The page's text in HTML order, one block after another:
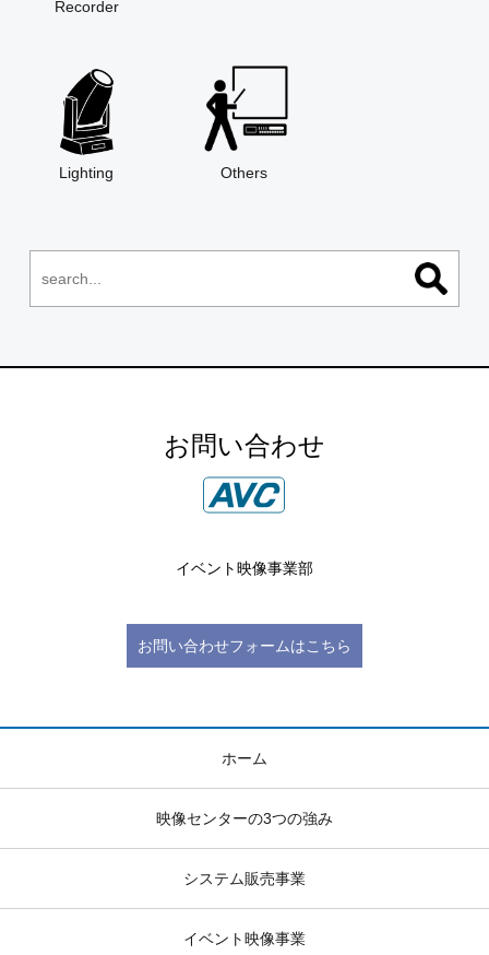
Recorder
Lighting Others
お問い合わせ
イベント映像事業部
お問い合わせフォームはこちら
ホーム
映像センターの3つの強み
システム販売事業
イベント映像事業